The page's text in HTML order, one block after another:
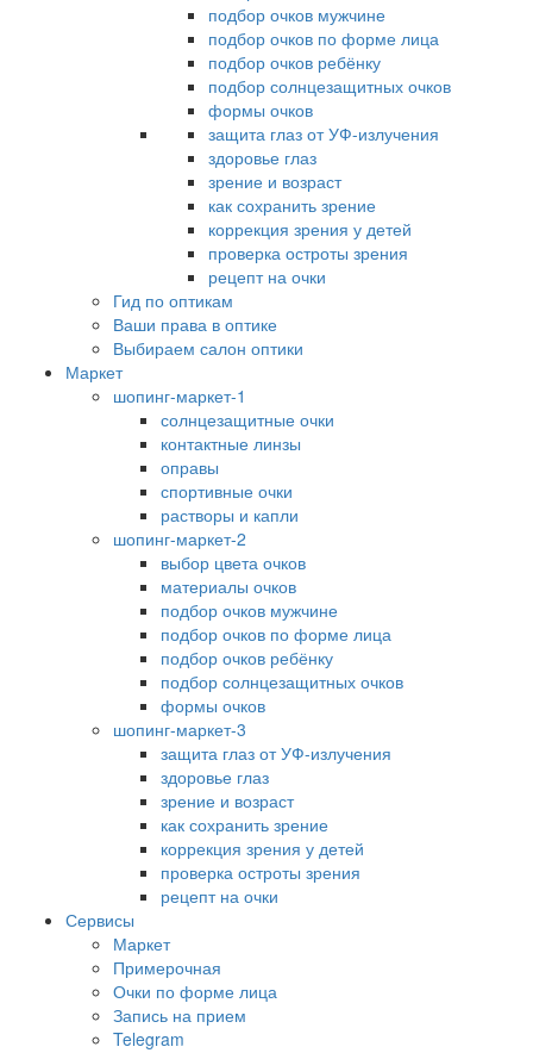
подбор очков мужчине
подбор очков по форме лица
подбор очков ребёнку
подбор солнцезащитных очков
формы очков
защита глаз от УФ-излучения
здоровье глаз
зрение и возраст
как сохранить зрение
коррекция зрения у детей
проверка остроты зрения
рецепт на очки
Гид по оптикам
Ваши права в оптике
Выбираем салон оптики
Маркет
шопинг-маркет-1
солнцезащитные очки
контактные линзы
оправы
спортивные очки
растворы и капли
шопинг-маркет-2
выбор цвета очков
материалы очков
подбор очков мужчине
подбор очков по форме лица
подбор очков ребёнку
подбор солнцезащитных очков
формы очков
шопинг-маркет-3
защита глаз от УФ-излучения
здоровье глаз
зрение и возраст
как сохранить зрение
коррекция зрения у детей
проверка остроты зрения
рецепт на очки
Сервисы
Маркет
Примерочная
Очки по форме лица
Запись на прием
Telegram